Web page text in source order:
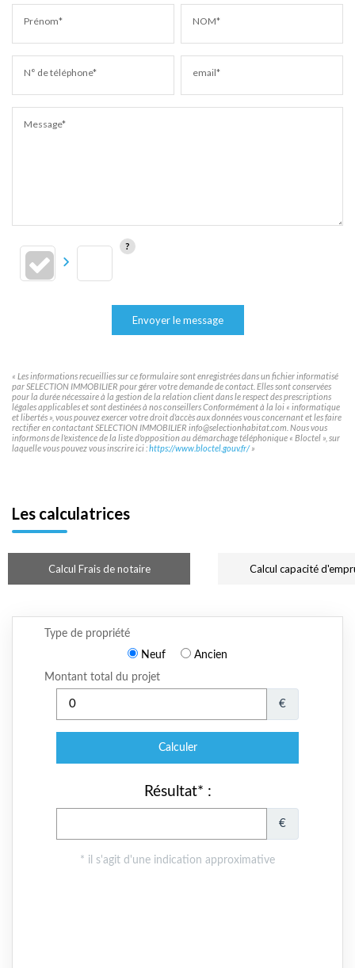
Prénom* NOM*
N° de téléphone* email*
Message*
Envoyer le message
« Les informations recueillies sur ce formulaire sont enregistrées dans un fichier informatisé
par SELECTION IMMOBILIER pour gérer votre demande de contact. Elles sont conservées
pour la durée nécessaire à la gestion de la relation client dans le respect des prescriptions
légales applicables et sont destinées à nos conseillers Conformément à la loi « informatique
et libertés », vous pouvez exercer votre droit d'accès aux données vous concernant et les faire
rectifier en contactant SELECTION IMMOBILIER info@selectionhabitat.com. Nous vous
informons de l'existence de la liste d'opposition au démarchage téléphonique « Bloctel », sur
laquelle vous pouvez vous inscrire ici :https://www.bloctel.gouv.fr/»
Les calculatrices
Calcul Frais de notaire Calcul capacité